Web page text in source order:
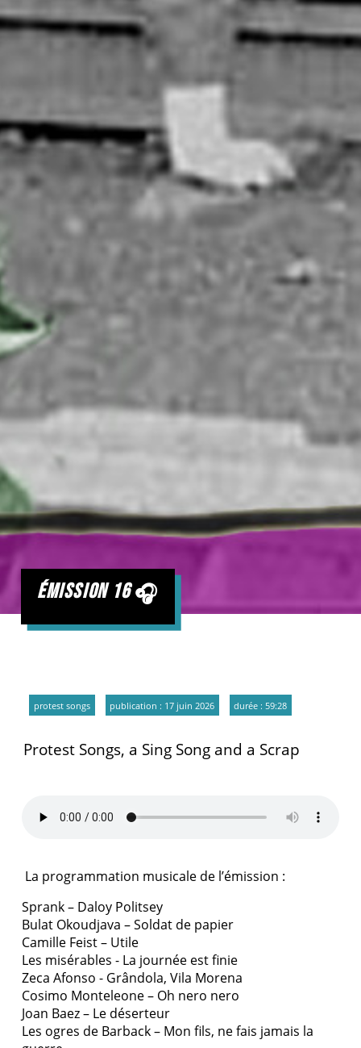
émission 16
protest songs publication : 17 juin 2026 durée : 59:28
Protest Songs, a Sing Song and a Scrap
La programmation musicale de l’émission :
Sprank – Daloy Politsey
Bulat Okoudjava – Soldat de papier
Camille Feist – Utile
Les misérables - La journée est finie
Zeca Afonso - Grândola, Vila Morena
Cosimo Monteleone – Oh nero nero
Joan Baez – Le déserteur
Les ogres de Barback – Mon fils, ne fais jamais la